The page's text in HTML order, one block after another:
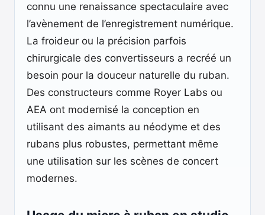
connu une renaissance spectaculaire avec
l’avènement de l’enregistrement numérique.
La froideur ou la précision parfois
chirurgicale des convertisseurs a recréé un
besoin pour la douceur naturelle du ruban.
Des constructeurs comme Royer Labs ou
AEA ont modernisé la conception en
utilisant des aimants au néodyme et des
rubans plus robustes, permettant même
une utilisation sur les scènes de concert
modernes.